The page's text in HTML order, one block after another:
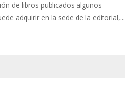
de libros publicados algunos
adquirir en la sede de la editorial,...